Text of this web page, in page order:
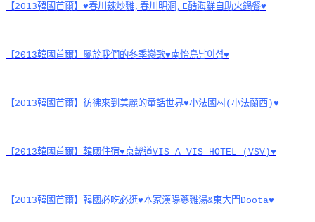
【2013韓國首爾】♥春川辣炒雞,春川明洞,E酷海鮮自助火鍋餐♥
【2013韓國首爾】屬於我們的冬季戀歌♥南怡島남이섬♥
【2013韓國首爾】彷彿來到美麗的童話世界♥小法國村(小法蘭西)♥
【2013韓國首爾】韓國住宿♥京畿道VIS A VIS HOTEL (VSV)♥
【2013韓國首爾】韓國必吃必逛♥本家漢陽蔘雞湯&東大門Doota♥